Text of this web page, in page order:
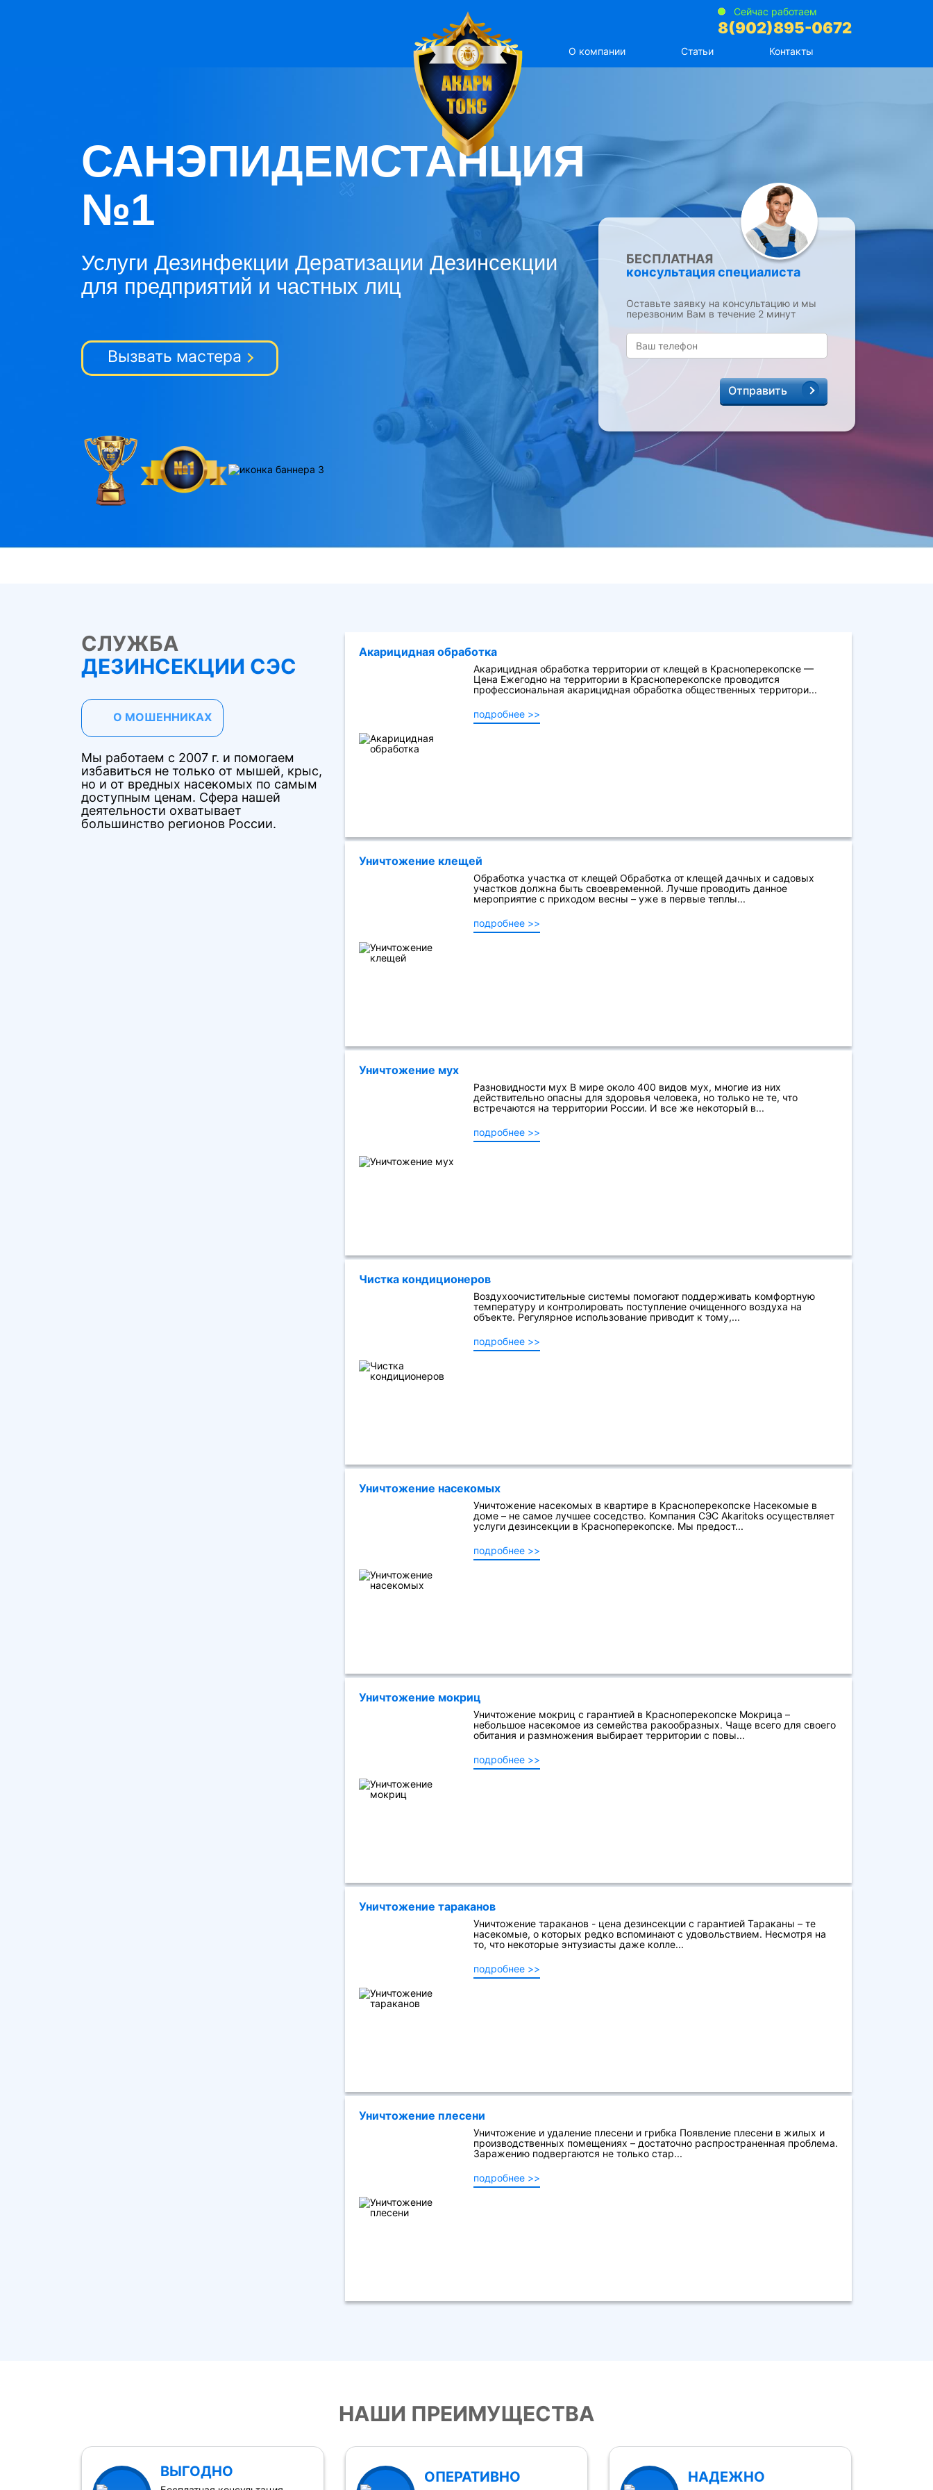
Сейчас работаем
8(902)895-0672
О компании Статьи Контакты
САНЭПИДЕМСТАНЦИЯ
№1
Услуги Дезинфекции Дератизации Дезинсекции
для предприятий и частных лиц
Вызвать мастера
БЕСПЛАТНАЯ
консультация специалиста
Оставьте заявку на консультацию и мы
перезвоним Вам в течение 2 минут
Отправить
СЛУЖБА
ДЕЗИНСЕКЦИИ СЭС
О МОШЕННИКАХ
Мы работаем с 2007 г. и помогаем
избавиться не только от мышей, крыс,
но и от вредных насекомых по самым
доступным ценам. Сфера нашей
деятельности охватывает
большинство регионов России.
Акарицидная обработка
Акарицидная обработка территории от клещей в Красноперекопске —
Цена Ежегодно на территории в Красноперекопске проводится
профессиональная акарицидная обработка общественных территори...
подробнее >>
Уничтожение клещей
Обработка участка от клещей Обработка от клещей дачных и садовых
участков должна быть своевременной. Лучше проводить данное
мероприятие с приходом весны – уже в первые теплы...
подробнее >>
Уничтожение мух
Разновидности мух В мире около 400 видов мух, многие из них
действительно опасны для здоровья человека, но только не те, что
встречаются на территории России. И все же некоторый в...
подробнее >>
Чистка кондиционеров
Воздухоочистительные системы помогают поддерживать комфортную
температуру и контролировать поступление очищенного воздуха на
объекте. Регулярное использование приводит к тому,...
подробнее >>
Уничтожение насекомых
Уничтожение насекомых в квартире в Красноперекопске Насекомые в
доме – не самое лучшее соседство. Компания СЭС Akaritoks осуществляет
услуги дезинсекции в Красноперекопске. Мы предост...
подробнее >>
Уничтожение мокриц
Уничтожение мокриц с гарантией в Красноперекопске Мокрица –
небольшое насекомое из семейства ракообразных. Чаще всего для своего
обитания и размножения выбирает территории с повы...
подробнее >>
Уничтожение тараканов
Уничтожение тараканов - цена дезинсекции с гарантией Тараканы – те
насекомые, о которых редко вспоминают с удовольствием. Несмотря на
то, что некоторые энтузиасты даже колле...
подробнее >>
Уничтожение плесени
Уничтожение и удаление плесени и грибка Появление плесени в жилых и
производственных помещениях – достаточно распространенная проблема.
Заражению подвергаются не только стар...
подробнее >>
НАШИ ПРЕИМУЩЕСТВА
ВЫГОДНО ОПЕРАТИВНО НАДЕЖНО